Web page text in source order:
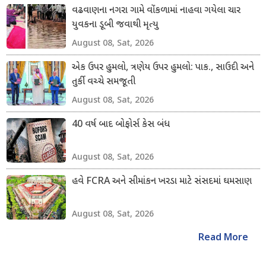
વઢવાણના નગરા ગામે વોંકળામાં નાહવા ગયેલા ચાર
યુવકના ડૂબી જવાથી મૃત્યુ
August 08, Sat, 2026
એક ઉપર હુમલો, ત્રણેય ઉપર હુમલો: પાક., સાઉદી અને
તુર્કી વચ્ચે સમજૂતી
August 08, Sat, 2026
40 વર્ષ બાદ બોફોર્સ કેસ બંધ
August 08, Sat, 2026
હવે FCRA અને સીમાંકન ખરડા માટે સંસદમાં ઘમસાણ
August 08, Sat, 2026
Read More